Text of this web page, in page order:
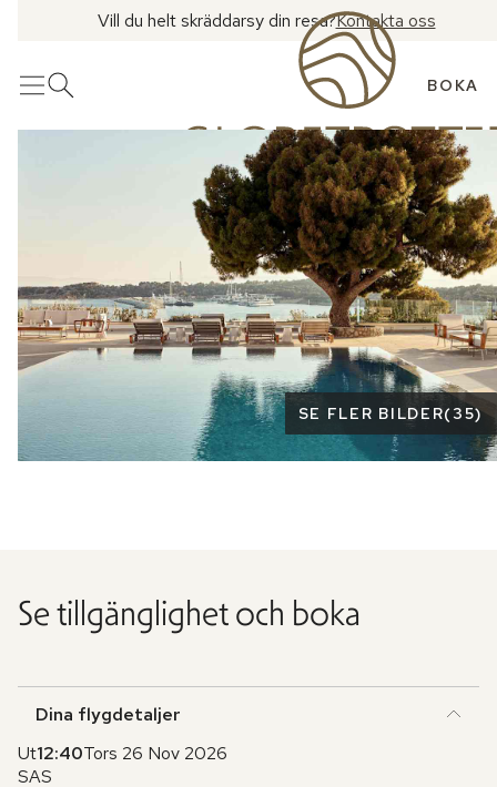
Vill du helt skräddarsy din resa?Kontakta oss
MenyÖppna sök BOKA
Se fler bilder
SE FLER BILDER(35)
Se tillgänglighet och boka
Dina flygdetaljer
Ut12:40Tors 26 Nov 2026
SAS